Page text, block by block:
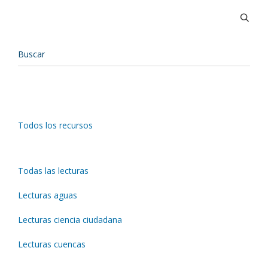
Todos los recursos
Todas las lecturas
Lecturas aguas
Lecturas ciencia ciudadana
Lecturas cuencas